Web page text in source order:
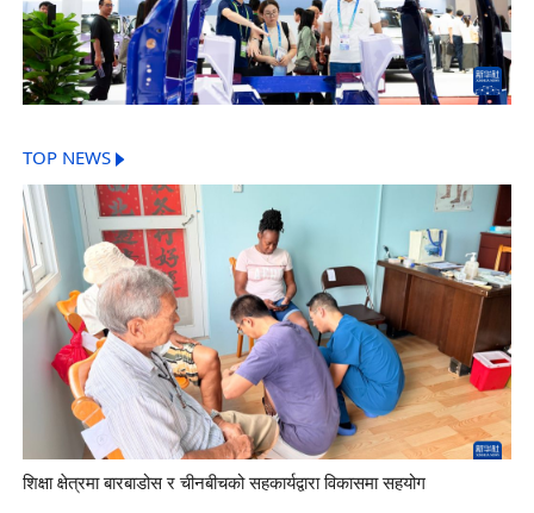
TOP NEWS
शिक्षा क्षेत्रमा बारबाडोस र चीनबीचको सहकार्यद्वारा विकासमा सहयोग